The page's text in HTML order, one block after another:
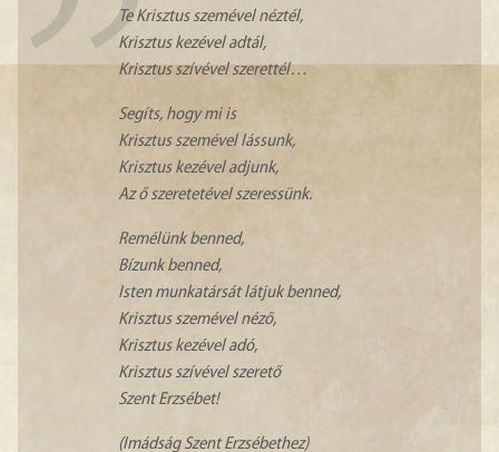
Te Krisztus szemével néztél,
Krisztus kezével adtál,
Krisztus szívével szerettél…
Segíts, hogy mi is
Krisztus szemével lássunk,
Krisztus kezével adjunk,
Az ő szeretetével szeressünk.
Remélünk benned,
Bízunk benned,
Isten munkatársát látjuk benned,
Krisztus szemével néző,
Krisztus kezével adó,
Krisztus szívével szerető
Szent Erzsébet!
(Imádság Szent Erzsébethez)